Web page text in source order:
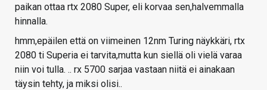
paikan ottaa rtx 2080 Super, eli korvaa sen,halvemmalla
hinnalla.
hmm,epäilen että on viimeinen 12nm Turing näykkäri, rtx
2080 ti Superia ei tarvita,mutta kun siellä oli vielä varaa
niin voi tulla. .. rx 5700 sarjaa vastaan niitä ei ainakaan
täysin tehty, ja miksi olisi..